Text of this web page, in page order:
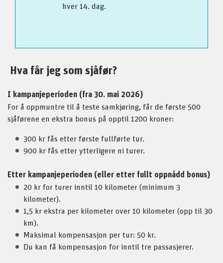
hver 14. dag.
Hva får jeg som sjåfør?
I kampanjeperioden (fra 30. mai 2026)
For å oppmuntre til å teste samkjøring, får de første 500
sjåførene en ekstra bonus på opptil 1200 kroner:
300 kr fås etter første fullførte tur.
900 kr fås etter ytterligere ni turer.
Etter kampanjeperioden (eller etter fullt oppnådd bonus)
20 kr for turer inntil 10 kilometer (minimum 3
kilometer).
1,5 kr ekstra per kilometer over 10 kilometer (opp til 30
km).
Maksimal kompensasjon per tur: 50 kr.
Du kan få kompensasjon for inntil tre passasjerer.